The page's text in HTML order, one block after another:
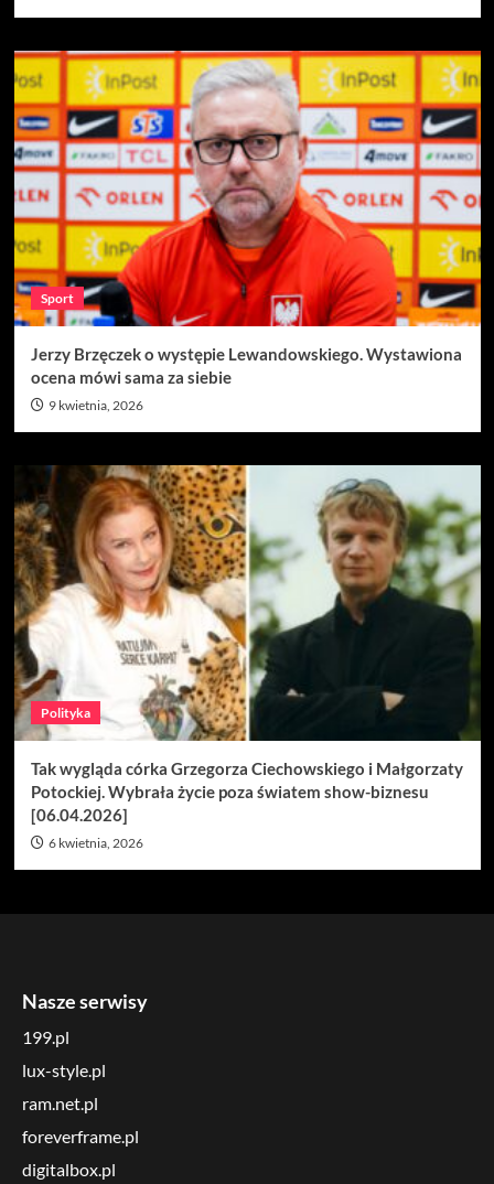
Sport
Jerzy Brzęczek o występie Lewandowskiego. Wystawiona
ocena mówi sama za siebie
9 kwietnia, 2026
Polityka
Tak wygląda córka Grzegorza Ciechowskiego i Małgorzaty
Potockiej. Wybrała życie poza światem show-biznesu
[06.04.2026]
6 kwietnia, 2026
Nasze serwisy
199.pl
lux-style.pl
ram.net.pl
foreverframe.pl
digitalbox.pl